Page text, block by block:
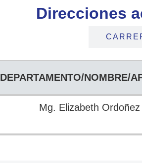
Direcciones
DEPARTAMENTO/NOMBRE/
DEPARTAMENTO/NOMBRE/
Mg. Elizabeth Ordoñez